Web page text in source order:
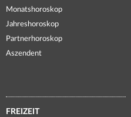
Monatshoroskop
Jahreshoroskop
Partnerhoroskop
Aszendent
FREIZEIT